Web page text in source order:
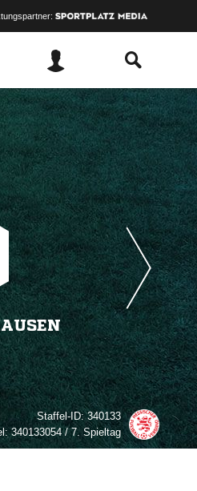
Staffel-ID:340133
340133054 / 7. Spieltag